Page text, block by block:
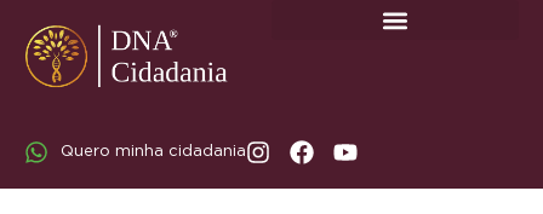
Quero minha cidadania